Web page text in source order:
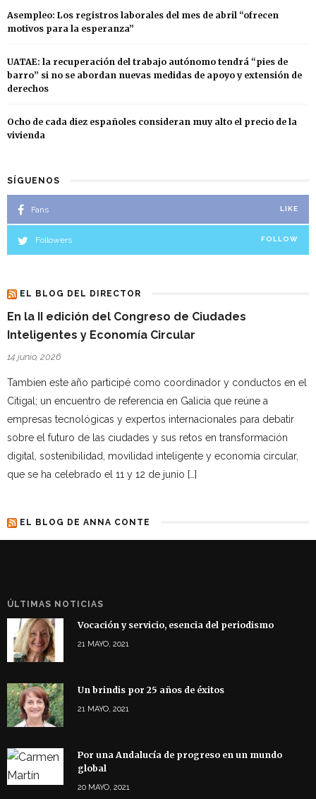
Asempleo: Los registros laborales del mes de abril “ofrecen
motivos para la esperanza”
UATAE: la recuperación del trabajo autónomo tendrá “pies de
barro” si no se abordan nuevas medidas de apoyo y extensión de
derechos
Ocho de cada diez españoles consideran muy alto el precio de la
vivienda
SÍGUENOS
Fans LIKE
Followers FOLLOW
EL BLOG DEL DIRECTOR
En la II edición del Congreso de Ciudades
Inteligentes y Economía Circular
14 junio, 2026
Tambien este año participé como coordinador y conductos en el
Citigal; un encuentro de referencia en Galicia que reúne a
empresas tecnológicas y expertos internacionales para debatir
sobre el futuro de las ciudades y sus retos en transformación
digital, sostenibilidad, movilidad inteligente y economía circular,
que se ha celebrado el 11 y 12 de junio […]
EL BLOG DE ANNA CONTE
ÚLTIMAS NOTICIAS
Vocación y servicio, esencia del periodismo
21 MAYO, 2021
Un brindis por 25 años de éxitos
21 MAYO, 2021
Por una Andalucía de progreso en un mundo
global
20 MAYO, 2021